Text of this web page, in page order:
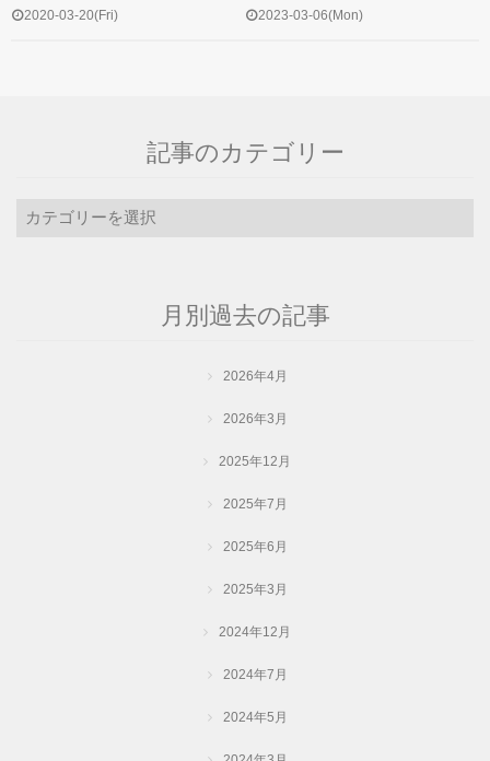
2020-03-20(Fri) 2023-03-06(Mon)
記事のカテゴリー
記
月別過去の記事
2026年4月
2026年3月
2025年12月
2025年7月
2025年6月
2025年3月
2024年12月
2024年7月
2024年5月